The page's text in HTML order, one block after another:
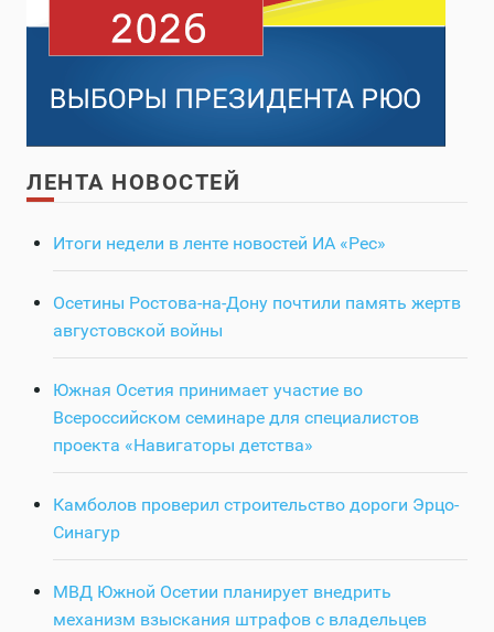
ЛЕНТА НОВОСТЕЙ
Итоги недели в ленте новостей ИА «Рес»
Осетины Ростова-на-Дону почтили память жертв
августовской войны
Южная Осетия принимает участие во
Всероссийском семинаре для специалистов
проекта «Навигаторы детства»
Камболов проверил строительство дороги Эрцо-
Синагур
МВД Южной Осетии планирует внедрить
механизм взыскания штрафов с владельцев